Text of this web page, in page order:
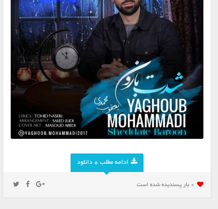
ادامه مطلب + دانلود
0 بار پسنديده شده است